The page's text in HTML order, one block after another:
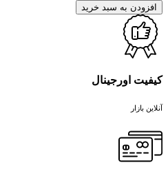
افزودن به سبد خرید
کیفیت اورجینال
آنلاین بازار